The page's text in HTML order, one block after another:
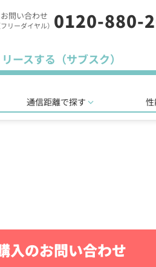
お問い合わせ
フリーダイヤル） 0120-880-
リースする（サブスク）
通信距離で探す
入のお問い合わせ